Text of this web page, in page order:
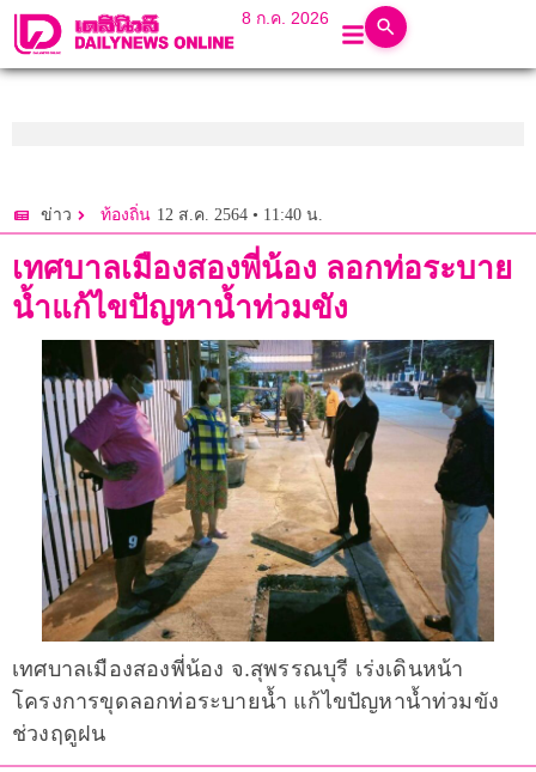
8 ก.ค. 2026
ข่าว ท้องถิ่น 12 ส.ค. 2564 • 11:40 น.
เทศบาลเมืองสองพี่น้อง ลอกท่อระบาย
น้ำแก้ไขปัญหาน้ำท่วมขัง
เทศบาลเมืองสองพี่น้อง จ.สุพรรณบุรี เร่งเดินหน้า
โครงการขุดลอกท่อระบายน้ำ แก้ไขปัญหาน้ำท่วมขัง
ช่วงฤดูฝน